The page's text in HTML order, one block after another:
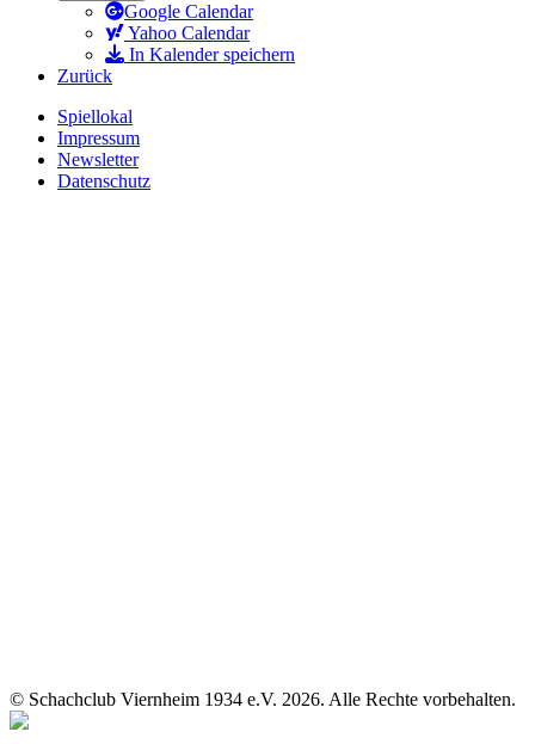
Google Calendar
Yahoo Calendar
In Kalender speichern
Zurück
Spiellokal
Impressum
Newsletter
Datenschutz
© Schachclub Viernheim 1934 e.V. 2026. Alle Rechte vorbehalten.